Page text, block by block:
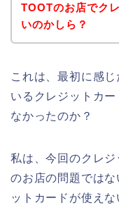
TOOTのお店でク
いのかしら？
これは、最初に感
いるクレジットカ
なかったのか？
私は、今回のクレ
のお店の問題では
ットカードが使え